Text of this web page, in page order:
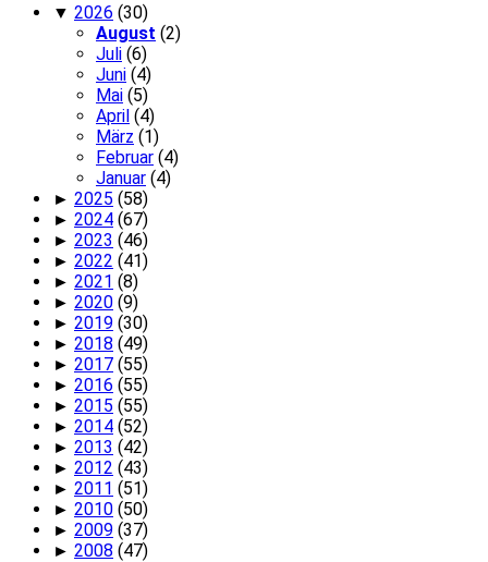
▼ 2026 (30)
August (2)
Juli (6)
Juni (4)
Mai (5)
April (4)
März (1)
Februar (4)
Januar (4)
► 2025 (58)
► 2024 (67)
► 2023 (46)
► 2022 (41)
► 2021 (8)
► 2020 (9)
► 2019 (30)
► 2018 (49)
► 2017 (55)
► 2016 (55)
► 2015 (55)
► 2014 (52)
► 2013 (42)
► 2012 (43)
► 2011 (51)
► 2010 (50)
► 2009 (37)
► 2008 (47)